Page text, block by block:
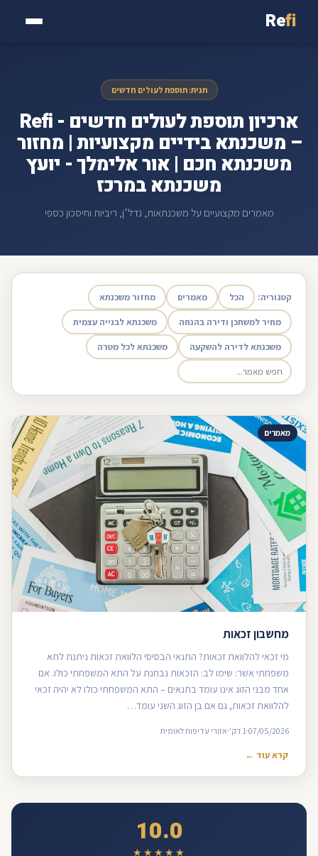
Refi
תגית: תוספת לעולים חדשים
ארכיון תוספת לעולים חדשים - Refi
– משכנתא בידיים מקצועיות | מחזור
משכנתא חכם | אור אלימלך - יועץ
משכנתא במרכז
מאמרים מקצועיים על משכנתאות, נדל"ן, ריביות וחיסכון כספי
קטגוריה: הכל מאמרים מחזור משכנתא
מחיר למשתכן ודירה בהנחה משכנתא לבנייה עצמית
משכנתא לדירה להשקעה משכנתא לכל מטרה
מאמרים
מחשבון זכאות
מי זכאי להלוואת זכאות? התנאי הבסיסי הלוואת זכאות ניתנת לתא
משפחתי אשר: שימו לב: הזכאות נבחנת על התא המשפחתי כולו. אם
אחד מבני הזוג אינו עומד בתנאים – התא המשפחתי כולו לא יהיה זכאי
להלוואת זכאות, גם אם בן הזוג השני עומד…
07/05/2026 1 דק' אזורי עדיפות לאומית
קרא עוד ←
10.0
★★★★★